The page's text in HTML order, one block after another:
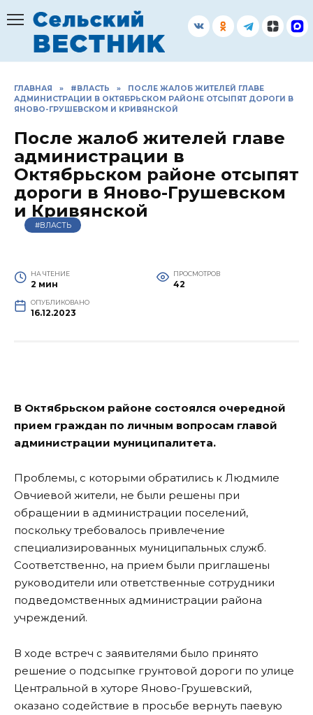
содержанию
ГЛАВНАЯ » #ВЛАСТЬ »
ПОСЛЕ ЖАЛОБ ЖИТЕЛЕЙ ГЛАВЕ
АДМИНИСТРАЦИИ В ОКТЯБРЬСКОМ РАЙОНЕ ОТСЫПЯТ ДОРОГИ В
ЯНОВО-ГРУШЕВСКОМ И КРИВЯНСКОЙ
После жалоб жителей главе
администрации в
Октябрьском районе отсыпят
дороги в Яново-Грушевском
и Кривянской
#ВЛАСТЬ
НА ЧТЕНИЕ
2 мин
ПРОСМОТРОВ
42
ОПУБЛИКОВАНО
16.12.2023
В Октябрьском районе состоялся очередной
прием граждан по личным вопросам главой
администрации муниципалитета.
Проблемы, с которыми обратились к Людмиле
Овчиевой жители, не были решены при
обращении в администрации поселений,
поскольку требовалось привлечение
специализированных муниципальных служб.
Соответственно, на прием были приглашены
руководители или ответственные сотрудники
подведомственных администрации района
учреждений.
В ходе встреч с заявителями было принято
решение о подсыпке грунтовой дороги по улице
Центральной в хуторе Яново-Грушевский,
оказано содействие в просьбе вернуть паевую